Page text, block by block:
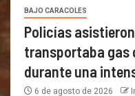
BAJO CARACOLES
Policías
transportaba gas
durante una
6 de agosto de 2026